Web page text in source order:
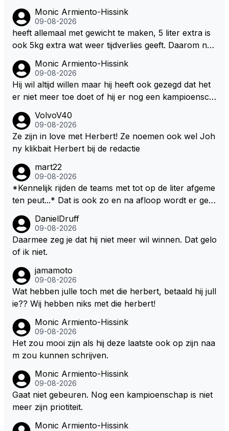
Monic Armiento-Hissink
09-08-2026
heeft allemaal met gewicht te maken, 5 liter extra is
ook 5kg extra wat weer tijdverlies geeft. Daarom ne
auto, het is extra gewicht plus na 15 minuten is het h
ete thee geworden.
Monic Armiento-Hissink
09-08-2026
Hij wil altijd willen maar hij heeft ook gezegd dat het
er niet meer toe doet of hij er nog een kampioensch
ioen is hij al, dat zal zijn leven niet veranderen. Hij wi
l in de eerste plaats races winnen met de eigen moto
r van RB. Dat zijn zijn eigen uitspraken in een van de
e goede richting in gestuurd worden. Als hij perse uit
was op zoveel mogelijk titels dan was hij al veel eerd
er bij RB vertrokken.
VolvoV40
09-08-2026
Ze zijn in love met Herbert! Ze noemen ook wel Joh
ny klikbait Herbert bij de redactie
mart22
09-08-2026
*Kennelijk rijden de teams met tot op de liter afgeme
ten peut...* Dat is ook zo en na afloop wordt er gec
zitten. Om die reden is Vettel ooit gediskwalificeerd. J
e hoort soms ook wel eens dat ze brandstoof moete
n sparen als de race engineer denkt dat ze die ene li
door die 1 liter te verhogen naar bijv. 5 liter en dan di
e ronden achter SC niet mee te tellen. Na x ronden
SC moet er na afloop niet nog 5 maar x liter inzitten.
DanielDruff
09-08-2026
Daarmee zeg je dat hij niet meer wil winnen. Dat gelo
of ik niet.
jamamoto
09-08-2026
Wat hebben julle toch met die herbert, betaald hij jull
ie?? Wij hebben niks met die herbert!
Monic Armiento-Hissink
09-08-2026
Het zou mooi zijn als hij deze laatste ook op zijn naa
m zou kunnen schrijven.
Monic Armiento-Hissink
09-08-2026
Gaat niet gebeuren. Nog een kampioenschap is niet
meer zijn priotiteit.
Monic Armiento-Hissink